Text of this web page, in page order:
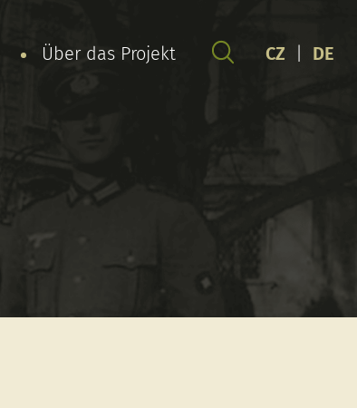
Über das Projekt CZ DE